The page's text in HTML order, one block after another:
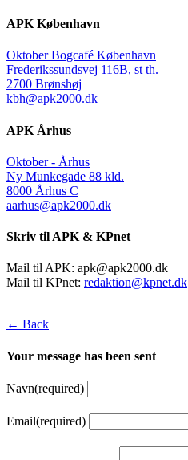
APK København
Oktober Bogcafé København
Frederikssundsvej 116B, st th.
2700 Brønshøj
kbh@apk2000.dk
APK Århus
Oktober - Århus
Ny Munkegade 88 kld.
8000 Århus C
aarhus@apk2000.dk
Skriv til APK & KPnet
Mail til APK: apk@apk2000.dk
Mail til KPnet: redaktion@kpnet.dk
← Back
Your message has been sent
Navn(required)
Email(required)